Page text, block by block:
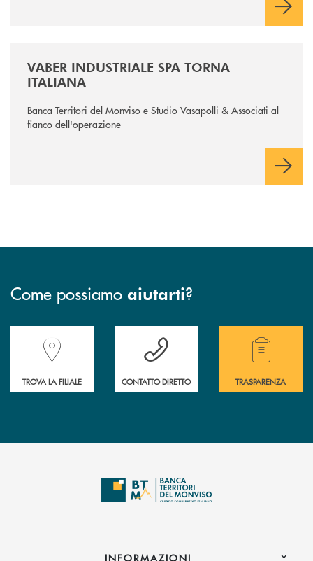
VABER INDUSTRIALE SPA TORNA
ITALIANA
Banca Territori del Monviso e Studio Vasapolli & Associati al
fianco dell'operazione
Come possiamo aiutarti?
Accedi all' elenco completo delle filiali della Banca.
TROVA LA FILIALE
Hai bisogno di assistenza immediata?
CONTATTO DIRETTO
Hai bisogno di
TRASPARENZA
INFORMAZIONI